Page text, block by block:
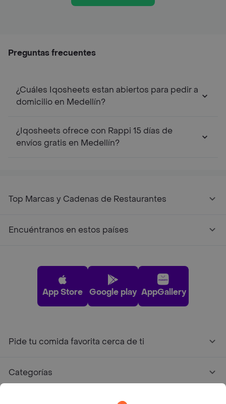
Preguntas frecuentes
¿Cuáles Iqosheets estan abiertos para pedir a
domicilio en Medellín?
¿Iqosheets ofrece con Rappi 15 días de
envíos gratis en Medellín?
Top Marcas y Cadenas de Restaurantes
Encuéntranos en estos países
App Store Google play AppGallery
Pide tu comida favorita cerca de ti
Categorías